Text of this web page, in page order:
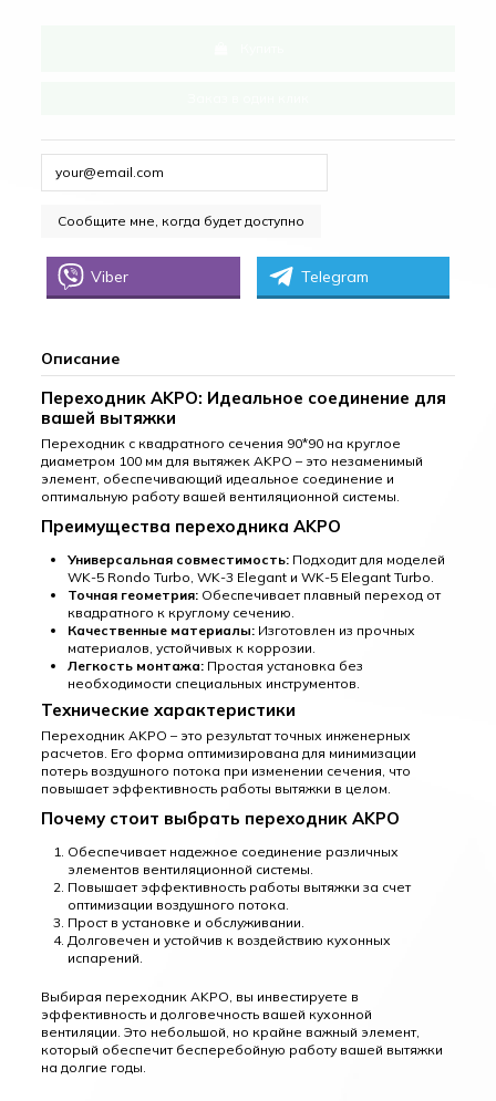
Viber Telegram
Описание
Переходник AKPO: Идеальное соединение для
вашей вытяжки
Переходник с квадратного сечения 90*90 на круглое
диаметром 100 мм для вытяжек AKPO – это незаменимый
элемент, обеспечивающий идеальное соединение и
оптимальную работу вашей вентиляционной системы.
Преимущества переходника AKPO
Универсальная совместимость: Подходит для моделей
WK-5 Rondo Turbo, WK-3 Elegant и WK-5 Elegant Turbo.
Точная геометрия: Обеспечивает плавный переход от
квадратного к круглому сечению.
Качественные материалы: Изготовлен из прочных
материалов, устойчивых к коррозии.
Легкость монтажа: Простая установка без
необходимости специальных инструментов.
Технические характеристики
Переходник AKPO – это результат точных инженерных
расчетов. Его форма оптимизирована для минимизации
потерь воздушного потока при изменении сечения, что
повышает эффективность работы вытяжки в целом.
Почему стоит выбрать переходник AKPO
Обеспечивает надежное соединение различных
элементов вентиляционной системы.
Повышает эффективность работы вытяжки за счет
оптимизации воздушного потока.
Прост в установке и обслуживании.
Долговечен и устойчив к воздействию кухонных
испарений.
Выбирая переходник AKPO, вы инвестируете в
эффективность и долговечность вашей кухонной
вентиляции. Это небольшой, но крайне важный элемент,
который обеспечит бесперебойную работу вашей вытяжки
на долгие годы.